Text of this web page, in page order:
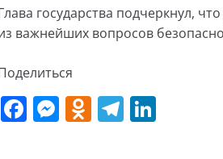
государства подчеркнул,
важнейших вопросов
F M O T